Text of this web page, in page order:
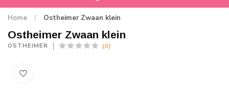
Home / Ostheimer Zwaan klein
Ostheimer Zwaan klein
OSTHEIMER (0)